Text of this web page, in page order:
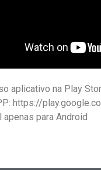
aplicativo na Play
https://
apenas para Android